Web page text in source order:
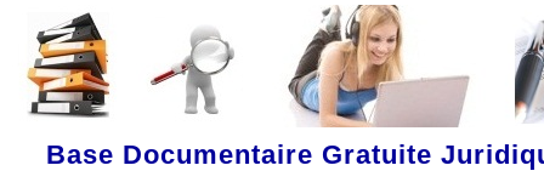
Base Documentaire Gratuite